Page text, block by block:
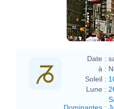
Date :
à :
Soleil :
Lune :
Dominantes :